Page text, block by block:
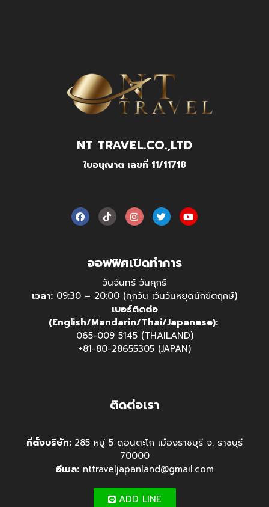
NT TRAVEL.CO.,LTD
ใบอนุญาต เลขที่ 11/11718
ออฟฟิศเปิดทำการ
วันจันทร์ วันศุกร์
เวลา: 09:30 – 20:00 (ทุกวัน เว้นวันหยุดนักขัตฤกษ์)
เบอร์ติดต่อ
(English/Mandarin/Thai/Japanese):
065-009 5145 (THAILAND)
+81-80-28655305 (JAPAN)
ติดต่อเรา
ที่ตั้งบริษัท: 285 หมู่ 5 ดอนตะโก เมืองราชบุรี จ. ราชบุรี
70000
อีเมล:nttraveljapanland@gmail.com
ADD LINE